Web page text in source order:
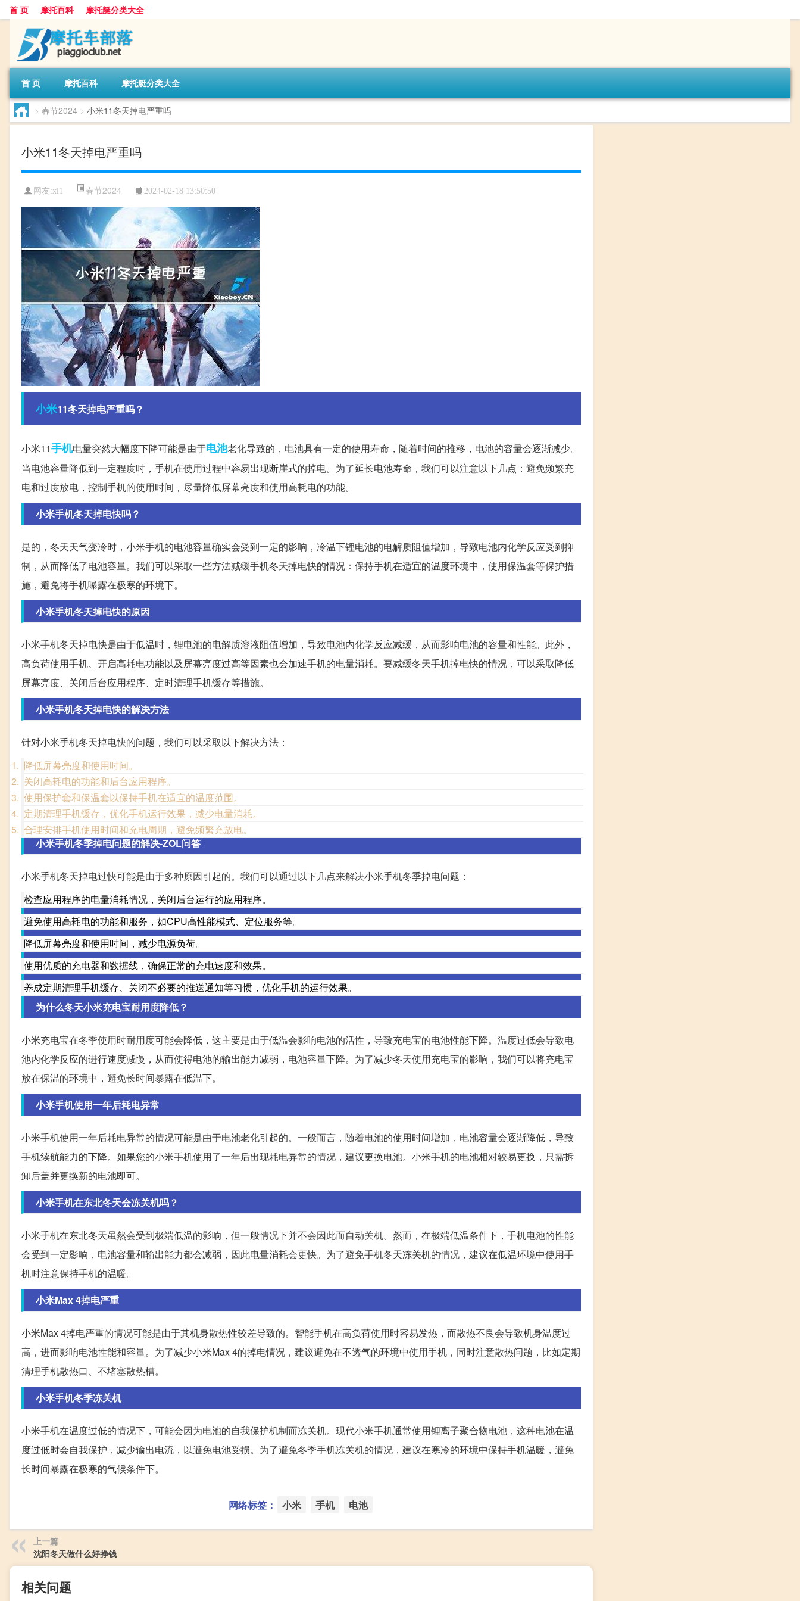
首 页 摩托百科 摩托艇分类大全
首 页 摩托百科 摩托艇分类大全
> 春节2024 > 小米11冬天掉电严重吗
小米11冬天掉电严重吗
网友:xl1 春节2024 2024-02-18 13:50:50
小米11冬天掉电严重吗？
小米11手机电量突然大幅度下降可能是由于电池老化导致的，电池具有一定的使用寿命，随着时间的推移，电池的容量会逐渐减少。
当电池容量降低到一定程度时，手机在使用过程中容易出现断崖式的掉电。为了延长电池寿命，我们可以注意以下几点：避免频繁充
电和过度放电，控制手机的使用时间，尽量降低屏幕亮度和使用高耗电的功能。
小米手机冬天掉电快吗？
是的，冬天天气变冷时，小米手机的电池容量确实会受到一定的影响，冷温下锂电池的电解质阻值增加，导致电池内化学反应受到抑
制，从而降低了电池容量。我们可以采取一些方法减缓手机冬天掉电快的情况：保持手机在适宜的温度环境中，使用保温套等保护措
施，避免将手机曝露在极寒的环境下。
小米手机冬天掉电快的原因
小米手机冬天掉电快是由于低温时，锂电池的电解质溶液阻值增加，导致电池内化学反应减缓，从而影响电池的容量和性能。此外，
高负荷使用手机、开启高耗电功能以及屏幕亮度过高等因素也会加速手机的电量消耗。要减缓冬天手机掉电快的情况，可以采取降低
屏幕亮度、关闭后台应用程序、定时清理手机缓存等措施。
小米手机冬天掉电快的解决方法
针对小米手机冬天掉电快的问题，我们可以采取以下解决方法：
降低屏幕亮度和使用时间。
关闭高耗电的功能和后台应用程序。
使用保护套和保温套以保持手机在适宜的温度范围。
定期清理手机缓存，优化手机运行效果，减少电量消耗。
合理安排手机使用时间和充电周期，避免频繁充放电。
小米手机冬季掉电问题的解决-ZOL问答
小米手机冬天掉电过快可能是由于多种原因引起的。我们可以通过以下几点来解决小米手机冬季掉电问题：
检查应用程序的电量消耗情况，关闭后台运行的应用程序。
避免使用高耗电的功能和服务，如CPU高性能模式、定位服务等。
降低屏幕亮度和使用时间，减少电源负荷。
使用优质的充电器和数据线，确保正常的充电速度和效果。
养成定期清理手机缓存、关闭不必要的推送通知等习惯，优化手机的运行效果。
为什么冬天小米充电宝耐用度降低？
小米充电宝在冬季使用时耐用度可能会降低，这主要是由于低温会影响电池的活性，导致充电宝的电池性能下降。温度过低会导致电
池内化学反应的进行速度减慢，从而使得电池的输出能力减弱，电池容量下降。为了减少冬天使用充电宝的影响，我们可以将充电宝
放在保温的环境中，避免长时间暴露在低温下。
小米手机使用一年后耗电异常
小米手机使用一年后耗电异常的情况可能是由于电池老化引起的。一般而言，随着电池的使用时间增加，电池容量会逐渐降低，导致
手机续航能力的下降。如果您的小米手机使用了一年后出现耗电异常的情况，建议更换电池。小米手机的电池相对较易更换，只需拆
卸后盖并更换新的电池即可。
小米手机在东北冬天会冻关机吗？
小米手机在东北冬天虽然会受到极端低温的影响，但一般情况下并不会因此而自动关机。然而，在极端低温条件下，手机电池的性能
会受到一定影响，电池容量和输出能力都会减弱，因此电量消耗会更快。为了避免手机冬天冻关机的情况，建议在低温环境中使用手
机时注意保持手机的温暖。
小米Max 4掉电严重
小米Max 4掉电严重的情况可能是由于其机身散热性较差导致的。智能手机在高负荷使用时容易发热，而散热不良会导致机身温度过
高，进而影响电池性能和容量。为了减少小米Max 4的掉电情况，建议避免在不透气的环境中使用手机，同时注意散热问题，比如定期
清理手机散热口、不堵塞散热槽。
小米手机冬季冻关机
小米手机在温度过低的情况下，可能会因为电池的自我保护机制而冻关机。现代小米手机通常使用锂离子聚合物电池，这种电池在温
度过低时会自我保护，减少输出电流，以避免电池受损。为了避免冬季手机冻关机的情况，建议在寒冷的环境中保持手机温暖，避免
长时间暴露在极寒的气候条件下。
网络标签： 小米 手机 电池
上一篇
沈阳冬天做什么好挣钱
相关问题